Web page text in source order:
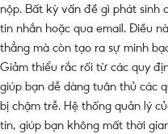
nộp. Bất kỳ vấn đề gì phát sinh
tin nhắn hoặc qua email. Điều
thẳng mà còn tạo ra sự minh
Giảm thiểu rắc rối từ các quy
giúp bạn dễ dàng tuân thủ các
bị chậm trễ. Hệ thống quản lý
tin, giúp bạn không mất thời